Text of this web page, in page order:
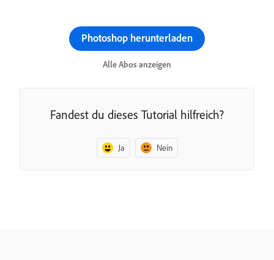
Photoshop herunterladen
Alle Abos anzeigen
Fandest du dieses Tutorial hilfreich?
Ja Nein